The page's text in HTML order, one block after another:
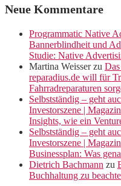
Neue Kommentare
Programmatic Native
Bannerblindheit und
Studie: Native
Martina Weisserzu
reparadius.de will für
Fahrradreparaturen
Selbstständig – geht
Investorszene |
Insights, wie ein
Selbstständig – geht
Investorszene |
Businessplan: Was
Dietrich Bachmann zu
Buchhaltung zu